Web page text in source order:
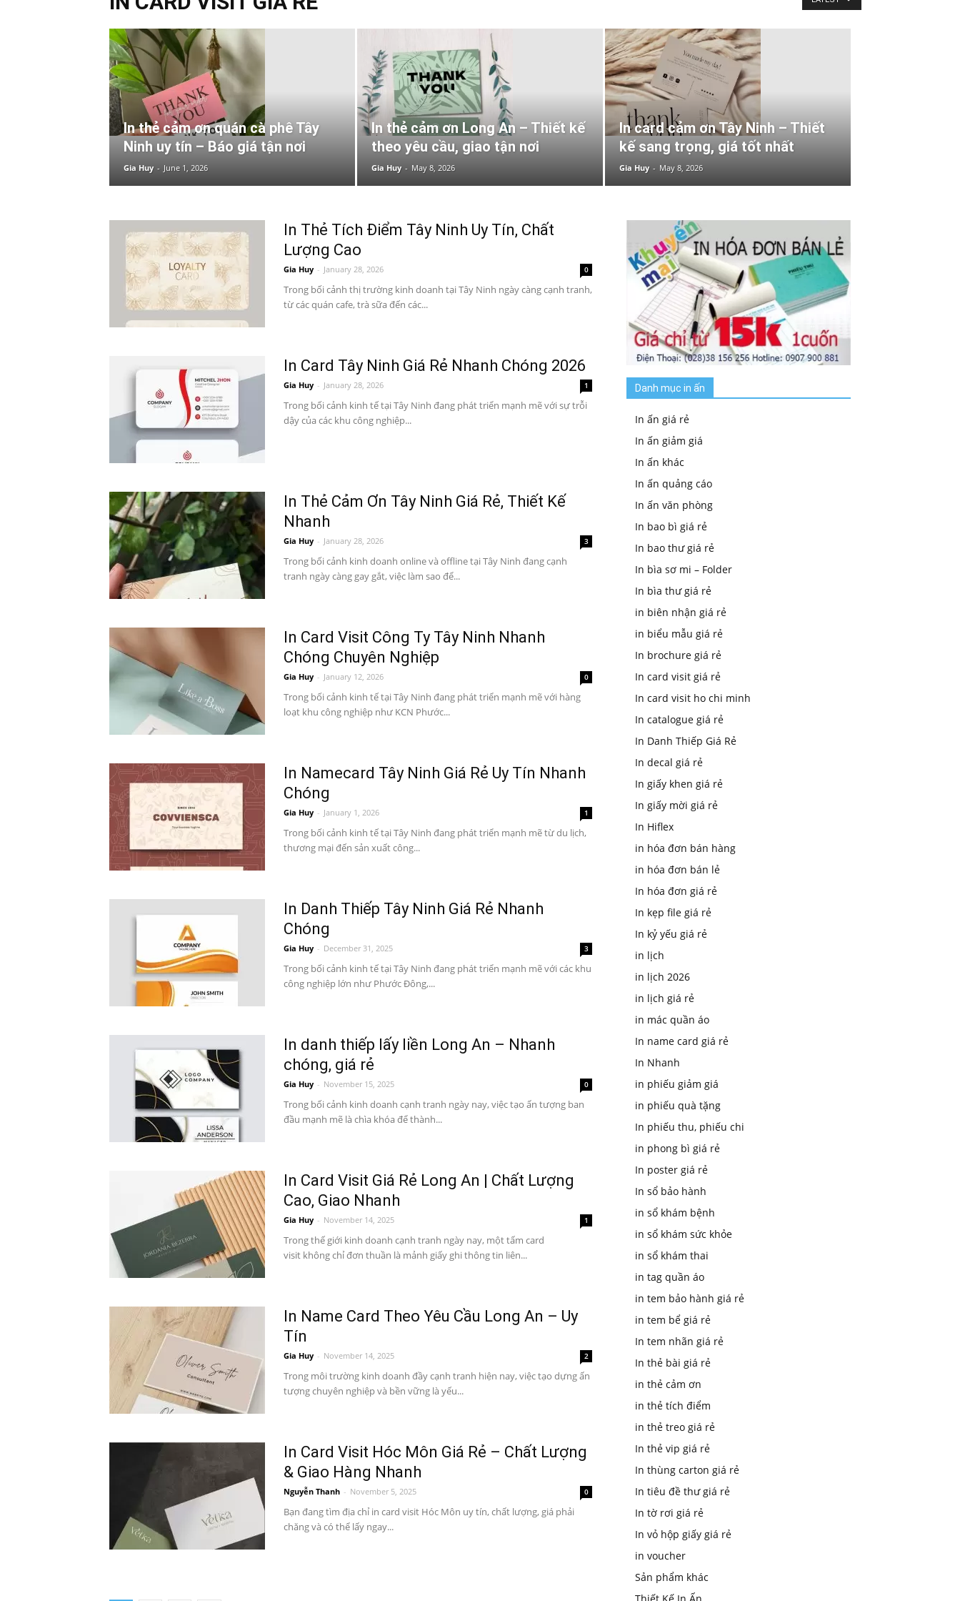
In thẻ cảm ơn quán cà phê Tây
Ninh uy tín – Báo giá tận nơi
Gia Huy - June 1, 2026
In thẻ cảm ơn Long An – Thiết kế
theo yêu cầu, giao tận nơi
Gia Huy - May 8, 2026
In card cảm ơn Tây Ninh – Thiết
kế sang trọng, giá tốt nhất
Gia Huy - May 8, 2026
In Thẻ Tích Điểm Tây Ninh Uy Tín, Chất
Lượng Cao
Gia Huy - January 28, 2026 0
Trong bối cảnh thị trường kinh doanh tại Tây Ninh ngày càng cạnh tranh,
từ các quán cafe, trà sữa đến các...
In Card Tây Ninh Giá Rẻ Nhanh Chóng 2026
Gia Huy - January 28, 2026 1
Trong bối cảnh kinh tế tại Tây Ninh đang phát triển mạnh mẽ với sự trỗi
dậy của các khu công nghiệp...
In Thẻ Cảm Ơn Tây Ninh Giá Rẻ, Thiết Kế
Nhanh
Gia Huy - January 28, 2026 3
Trong bối cảnh kinh doanh online và offline tại Tây Ninh đang cạnh
tranh ngày càng gay gắt, việc làm sao để...
In Card Visit Công Ty Tây Ninh Nhanh
Chóng Chuyên Nghiệp
Gia Huy - January 12, 2026 0
Trong bối cảnh kinh tế tại Tây Ninh đang phát triển mạnh mẽ với hàng
loạt khu công nghiệp như KCN Phước...
In Namecard Tây Ninh Giá Rẻ Uy Tín Nhanh
Chóng
Gia Huy - January 1, 2026 1
Trong bối cảnh kinh tế tại Tây Ninh đang phát triển mạnh mẽ từ du lịch,
thương mại đến sản xuất công...
In Danh Thiếp Tây Ninh Giá Rẻ Nhanh
Chóng
Gia Huy - December 31, 2025 3
Trong bối cảnh kinh tế tại Tây Ninh đang phát triển mạnh mẽ với các khu
công nghiệp lớn như Phước Đông,...
In danh thiếp lấy liền Long An – Nhanh
chóng, giá rẻ
Gia Huy - November 15, 2025 0
Trong bối cảnh kinh doanh cạnh tranh ngày nay, việc tạo ấn tượng ban
đầu mạnh mẽ là chìa khóa để thành...
In Card Visit Giá Rẻ Long An | Chất Lượng
Cao, Giao Nhanh
Gia Huy - November 14, 2025 1
Trong thế giới kinh doanh cạnh tranh ngày nay, một tấm card
visit không chỉ đơn thuần là mảnh giấy ghi thông tin liên...
In Name Card Theo Yêu Cầu Long An – Uy
Tín
Gia Huy - November 14, 2025 2
Trong môi trường kinh doanh đầy cạnh tranh hiện nay, việc tạo dựng ấn
tượng chuyên nghiệp và bền vững là yếu...
In Card Visit Hóc Môn Giá Rẻ – Chất Lượng
& Giao Hàng Nhanh
Nguyễn Thanh - November 5, 2025 0
Bạn đang tìm địa chỉ in card visit Hóc Môn uy tín, chất lượng, giá phải
chăng và có thể lấy ngay...
Danh mục in ấn
In ấn giá rẻ
In ấn giảm giá
In ấn khác
In ấn quảng cáo
In ấn văn phòng
In bao bì giá rẻ
In bao thư giá rẻ
In bìa sơ mi – Folder
In bìa thư giá rẻ
in biên nhận giá rẻ
in biểu mẫu giá rẻ
In brochure giá rẻ
In card visit giá rẻ
In card visit ho chi minh
In catalogue giá rẻ
In Danh Thiếp Giá Rẻ
In decal giá rẻ
In giấy khen giá rẻ
In giấy mời giá rẻ
In Hiflex
in hóa đơn bán hàng
in hóa đơn bán lẻ
In hóa đơn giá rẻ
In kẹp file giá rẻ
In kỷ yếu giá rẻ
in lịch
in lịch 2026
in lịch giá rẻ
in mác quần áo
In name card giá rẻ
In Nhanh
in phiếu giảm giá
in phiếu quà tặng
In phiếu thu, phiếu chi
in phong bì giá rẻ
In poster giá rẻ
In sổ bảo hành
in sổ khám bệnh
in sổ khám sức khỏe
in sổ khám thai
in tag quần áo
in tem bảo hành giá rẻ
in tem bể giá rẻ
In tem nhãn giá rẻ
In thẻ bài giá rẻ
in thẻ cảm ơn
in thẻ tích điểm
in thẻ treo giá rẻ
In thẻ vip giá rẻ
In thùng carton giá rẻ
In tiêu đề thư giá rẻ
In tờ rơi giá rẻ
In vỏ hộp giấy giá rẻ
in voucher
Sản phẩm khác